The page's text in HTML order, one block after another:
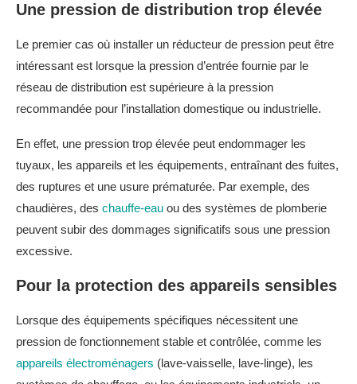
Une pression de distribution trop élevée
Le premier cas où installer un réducteur de pression peut être
intéressant est lorsque la pression d’entrée fournie par le
réseau de distribution est supérieure à la pression
recommandée pour l’installation domestique ou industrielle.
En effet, une pression trop élevée peut endommager les
tuyaux, les appareils et les équipements, entraînant des fuites,
des ruptures et une usure prématurée. Par exemple, des
chaudières, des chauffe-eau ou des systèmes de plomberie
peuvent subir des dommages significatifs sous une pression
excessive.
Pour la protection des appareils sensibles
Lorsque des équipements spécifiques nécessitent une
pression de fonctionnement stable et contrôlée, comme les
appareils électroménagers (lave-vaisselle, lave-linge), les